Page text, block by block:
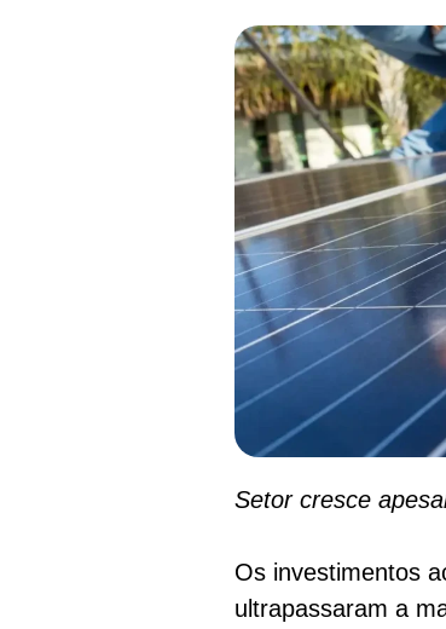
Setor cresce
Os investimentos
ultrapassaram a